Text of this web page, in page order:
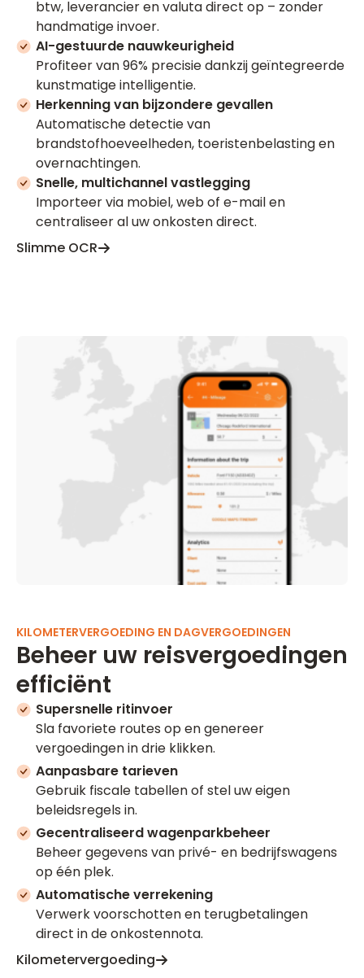
btw, leverancier en valuta direct op – zonder
handmatige invoer.
AI-gestuurde nauwkeurigheid
Profiteer van 96% precisie dankzij geïntegreerde
kunstmatige intelligentie.
Herkenning van bijzondere gevallen
Automatische detectie van
brandstofhoeveelheden, toeristenbelasting en
overnachtingen.
Snelle, multichannel vastlegging
Importeer via mobiel, web of e-mail en
centraliseer al uw onkosten direct.
Slimme OCR
KILOMETERVERGOEDING EN DAGVERGOEDINGEN
Beheer uw reisvergoedingen
efficiënt
Supersnelle ritinvoer
Sla favoriete routes op en genereer
vergoedingen in drie klikken.
Aanpasbare tarieven
Gebruik fiscale tabellen of stel uw eigen
beleidsregels in.
Gecentraliseerd wagenparkbeheer
Beheer gegevens van privé- en bedrijfswagens
op één plek.
Automatische verrekening
Verwerk voorschotten en terugbetalingen
direct in de onkostennota.
Kilometervergoeding